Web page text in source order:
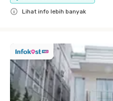
Lihat info lebih banyak